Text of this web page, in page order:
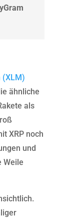
(XLM)
ähnliche
als
XRP noch
und
Weile